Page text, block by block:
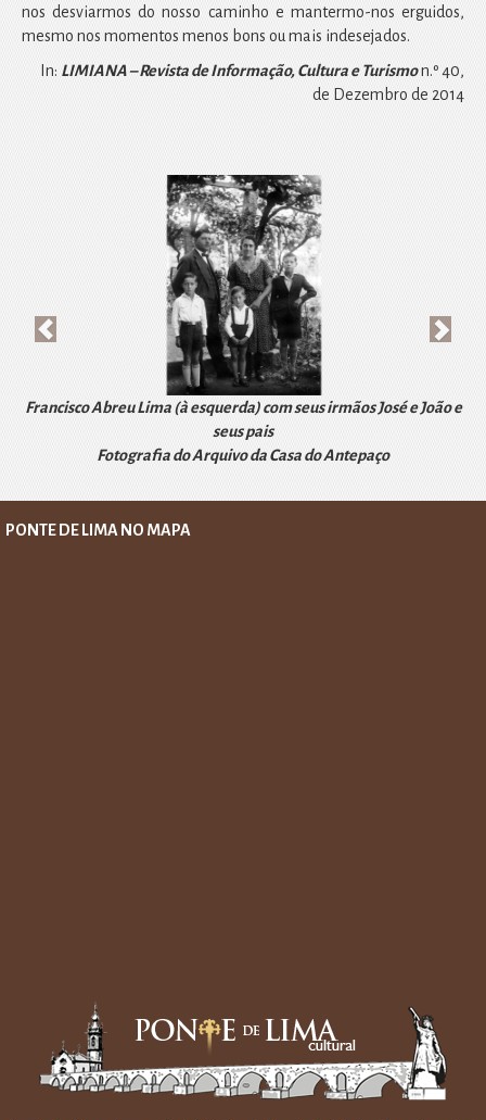
nos desviarmos do nosso caminho e mantermo-nos erguidos,
mesmo nos momentos menos bons ou mais indesejados.
In: LIMIANA – Revista de Informação, Cultura e Turismon.º 40,
de Dezembro de 2014
Francisco Abreu Lima (à esquerda) com seus irmãos José e João e
seus pais
Fotografia do Arquivo da Casa do Antepaço
i
m
PONTE DE LIMA NO MAPA